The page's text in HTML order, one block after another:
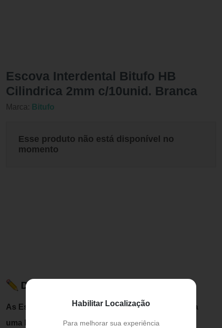
Habilitar Localização
Para melhorar sua experiência
Escova Interdental Bitufo HB
Cilindrica 2mm c/10unid. Branca
Marca: Bitufo
Esse produto não está disponível no
momento
Descrição do Produto
As Escovas Interdentais HB foram elaboradas para
uma limpeza eficiente dos espaços interdentais e